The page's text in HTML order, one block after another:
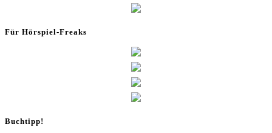
Für Hör­spiel-Freaks
Buch­tipp!